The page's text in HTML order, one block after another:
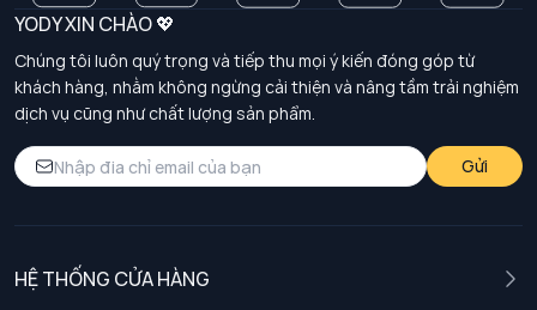
YODY XIN CHÀO 💖
Chúng tôi luôn quý trọng và tiếp thu mọi ý kiến đóng góp từ
khách hàng, nhằm không ngừng cải thiện và nâng tầm trải nghiệm
dịch vụ cũng như chất lượng sản phẩm.
Gửi
HỆ THỐNG CỬA HÀNG